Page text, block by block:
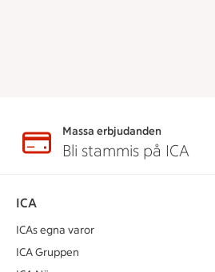
Massa erbjudanden
Bli stammis på ICA
ICA
ICAs egna varor
ICA Gruppen